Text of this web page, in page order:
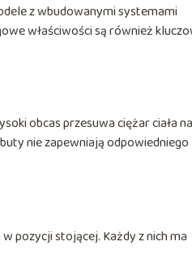
z wbudowanymi systemami
właściwości są również
obcas przesuwa ciężar ciała na
nie zapewniają odpowiedniego
pozycji stojącej. Każdy z nich ma